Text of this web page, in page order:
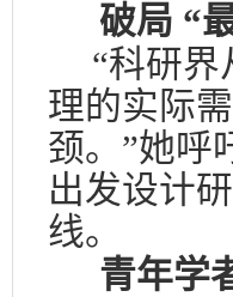
破局 “
“科研
理的实际
颈。”她呼
出发设计
线。
青年学